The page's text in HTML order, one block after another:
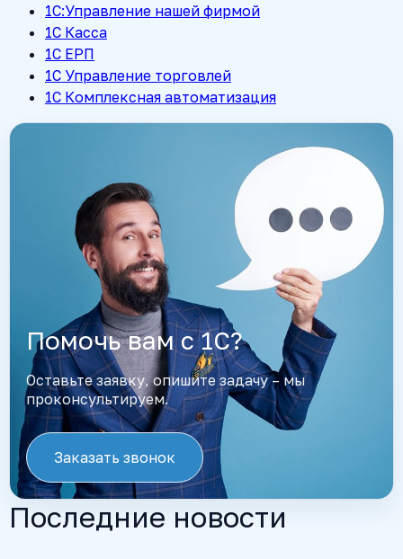
1С:Управление нашей фирмой
1С Касса
1С ЕРП
1C Управление торговлей
1С Комплексная автоматизация
Помочь вам с 1С?
Оставьте заявку, опишите задачу – мы
проконсультируем.
Заказать звонок
Последние новости